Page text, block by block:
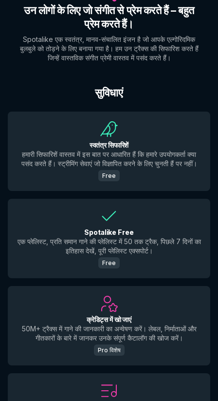
उन लोगों के लिए जो संगीत से प्रेम करते हैं – बहुत
प्रेम करते हैं।
Spotalike एक स्वतंत्र, मानव-संचालित इंजन है जो आपके एल्गोरिदमिक
बुलबुले को तोड़ने के लिए बनाया गया है। हम उन ट्रैक्स की सिफारिश करते हैं
जिन्हें वास्तविक संगीत प्रेमी वास्तव में पसंद करते हैं।
सुविधाएं
स्वतंत्र सिफारिशें
हमारी सिफारिशें वास्तव में इस बात पर आधारित हैं कि हमारे उपयोगकर्ता क्या
पसंद करते हैं। स्ट्रीमिंग सेवाएं जो विज्ञापित करने के लिए चुनती हैं पर नहीं।
Free
Spotalike Free
एक प्लेलिस्ट, प्रति समान गाने की प्लेलिस्ट में 50 तक ट्रैक, पिछले 7 दिनों का
इतिहास देखें, पूरी प्लेलिस्ट एक्सपोर्ट।
Free
क्रेडिट्स में खो जाएं
50M+ ट्रैक्स में गाने की जानकारी का अन्वेषण करें। लेबल, निर्माताओं और
गीतकारों के बारे में जानकर उनके संपूर्ण कैटालॉग की खोज करें।
Pro विशेष